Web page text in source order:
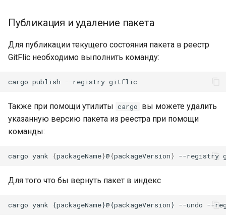
Публикация и удаление пакета
Для публикации текущего состояния пакета в реестр
GitFlic необходимо выполнить команду:
cargo publish --registry
Также при помощи утилиты cargo вы можете удалить
указанную версию пакета из реестра при помощи
команды:
cargo yank {packageName}@{packageVersion} --registry
Для того что бы вернуть пакет в индекс